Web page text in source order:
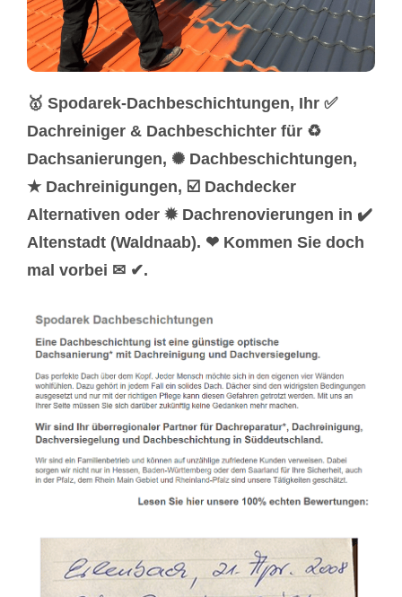
🥇 Spodarek-Dachbeschichtungen, Ihr ✅
Dachreiniger & Dachbeschichter für ♻
Dachsanierungen, ✺ Dachbeschichtungen,
★ Dachreinigungen, ☑️ Dachdecker
Alternativen oder ✹ Dachrenovierungen in ✔️
Altenstadt (Waldnaab). ❤ Kommen Sie doch
mal vorbei ✉ ✔.